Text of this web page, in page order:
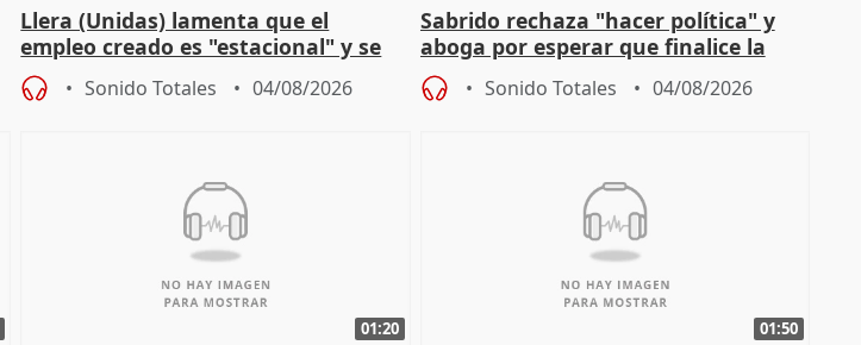
Llera (Unidas) lamenta que el
empleo creado es "estacional" y se
"esfumará" al acabar el verano
Sonido Totales 04/08/2026
Sabrido rechaza "hacer política" y
aboga por esperar que finalice la
investigación del incendio
Sonido Totales 04/08/2026
01:20 01:50